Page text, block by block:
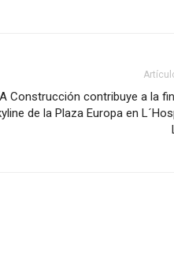
Construcción contribuye a la
de la Plaza Europa en